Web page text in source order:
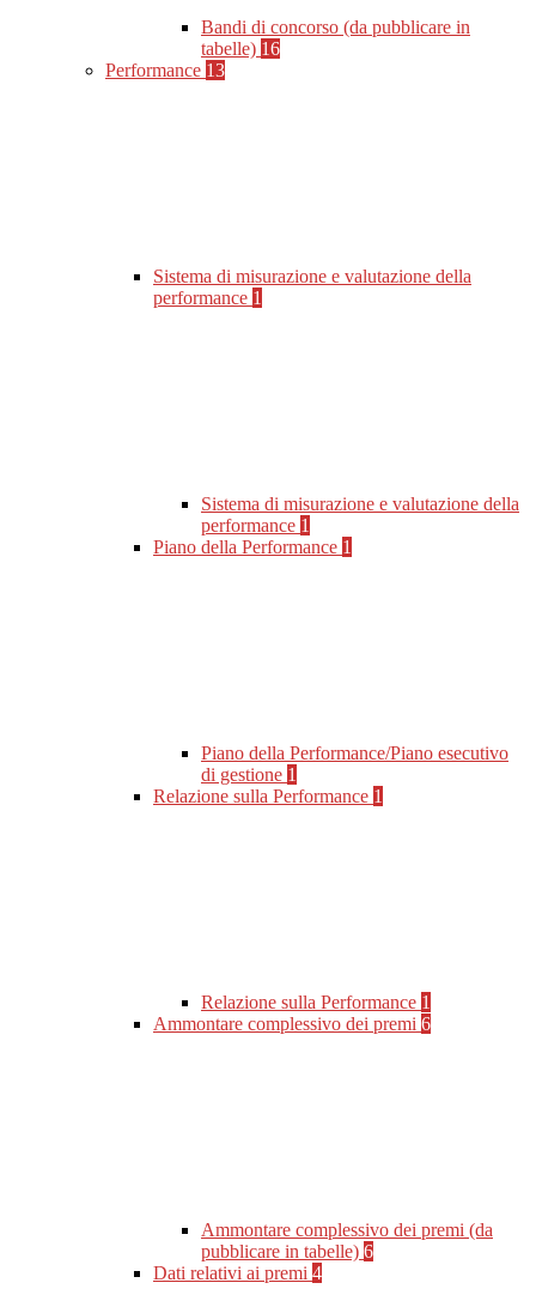
Bandi di concorso (da pubblicare in
tabelle) 16
Performance 13
Sistema di misurazione e valutazione della
performance 1
Sistema di misurazione e valutazione della
performance 1
Piano della Performance 1
Piano della Performance/Piano esecutivo
di gestione 1
Relazione sulla Performance 1
Relazione sulla Performance 1
Ammontare complessivo dei premi 6
Ammontare complessivo dei premi (da
pubblicare in tabelle) 6
Dati relativi ai premi 4